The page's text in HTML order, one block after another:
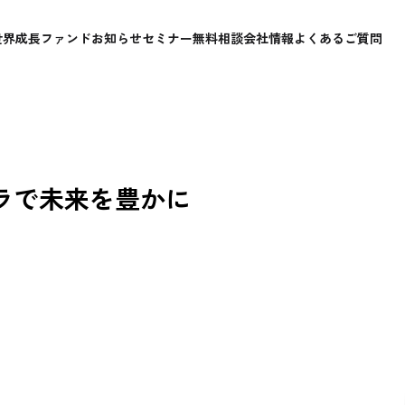
成長ファンドお知らせセミナー無料相談会社情報よくあるご質問
で未来を豊かに